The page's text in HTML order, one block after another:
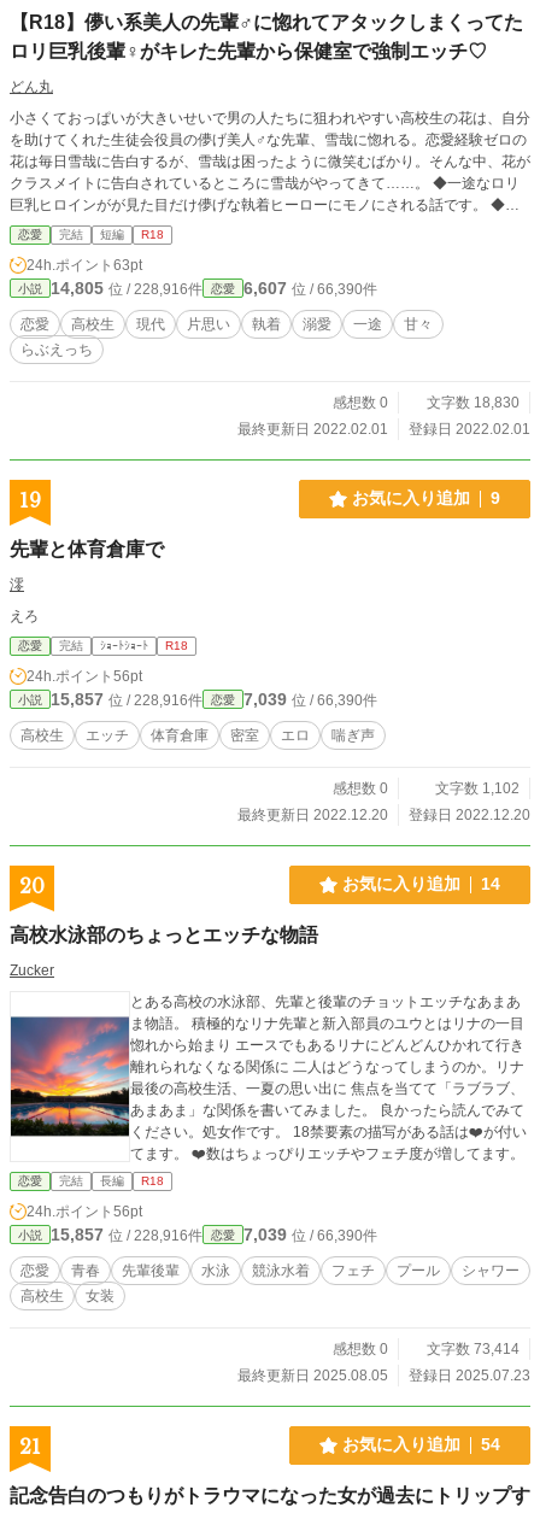
【R18】儚い系美人の先輩♂に惚れてアタックしまくってた
ロリ巨乳後輩♀がキレた先輩から保健室で強制エッチ♡
どん丸
小さくておっぱいが大きいせいで男の人たちに狙われやすい高校生の花は、自分
を助けてくれた生徒会役員の儚げ美人♂な先輩、雪哉に惚れる。恋愛経験ゼロの
花は毎日雪哉に告白するが、雪哉は困ったように微笑むばかり。そんな中、花が
クラスメイトに告白されているところに雪哉がやってきて……。 ◆一途なロリ
巨乳ヒロインがが見た目だけ儚げな執着ヒーローにモノにされる話です。 ◆タ
イトルこれだけど甘々いちゃらぶです。 ◆♡喘ぎ、男性向けエロ表現有り。 ◆
とにかくエロ以外ないお仕置きえっちなおまけあり。
恋愛 完結 短編 R18
24h.ポイント 63pt
小説 14,805 位 / 228,916件 恋愛 6,607 位 / 66,390件
恋愛 高校生 現代 片思い 執着 溺愛 一途
甘々
らぶえっち
感想数 0
文字数 18,830
最終更新日 2022.02.01
登録日 2022.02.01
19 お気に入り追加 9
先輩と体育倉庫で
澪
えろ
恋愛 完結 ｼｮｰﾄｼｮｰﾄ R18
24h.ポイント 56pt
小説 15,857 位 / 228,916件 恋愛 7,039 位 / 66,390件
高校生 エッチ 体育倉庫 密室 エロ 喘ぎ声
感想数 0
文字数 1,102
最終更新日 2022.12.20
登録日 2022.12.20
20 お気に入り追加 14
高校水泳部のちょっとエッチな物語
Zucker
とある高校の水泳部、先輩と後輩のチョットエッチなあまあ
ま物語。 積極的なリナ先輩と新入部員のユウとはリナの一目
惚れから始まり エースでもあるリナにどんどんひかれて行き
離れられなくなる関係に 二人はどうなってしまうのか。リナ
最後の高校生活、一夏の思い出に 焦点を当てて「ラブラブ、
あまあま」な関係を書いてみました。 良かったら読んでみて
ください。処女作です。 18禁要素の描写がある話は❤️が付い
てます。 ❤️数はちょっぴりエッチやフェチ度が増してます。
恋愛 完結 長編 R18
24h.ポイント 56pt
小説 15,857 位 / 228,916件 恋愛 7,039 位 / 66,390件
恋愛 青春 先輩後輩 水泳 競泳水着 フェチ プール
シャワー
高校生
女装
感想数 0
文字数 73,414
最終更新日 2025.08.05
登録日 2025.07.23
21 お気に入り追加 54
記念告白のつもりがトラウマになった女が過去にトリップす